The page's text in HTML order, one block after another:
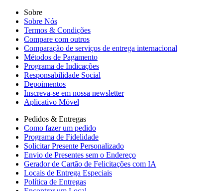
Sobre
Sobre Nós
Termos & Condições
Compare com outros
Comparação de serviços de entrega internacional
Métodos de Pagamento
Programa de Indicações
Responsabilidade Social
Depoimentos
Inscreva-se em nossa newsletter
Aplicativo Móvel
Pedidos & Entregas
Como fazer um pedido
Programa de Fidelidade
Solicitar Presente Personalizado
Envio de Presentes sem o Endereço
Gerador de Cartão de Felicitações com IA
Locais de Entrega Especiais
Política de Entregas